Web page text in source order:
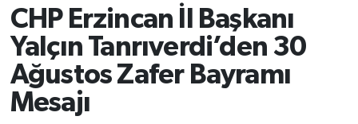
CHP Erzincan İl Başkanı
Yalçın Tanrıverdi’den 30
Ağustos Zafer Bayramı
Mesajı